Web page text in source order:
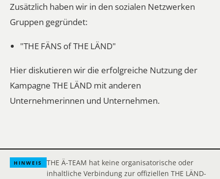
Zusätzlich haben wir in den sozialen Netzwerken
Gruppen gegründet:
"THE FÄNS of THE LÄND"
Hier diskutieren wir die erfolgreiche Nutzung der
Kampagne THE LÄND mit anderen
Unternehmerinnen und Unternehmen.
HINWEIS
THE Ä-TEAM hat keine organisatorische oder
inhaltliche Verbindung zur offiziellen THE LÄND-